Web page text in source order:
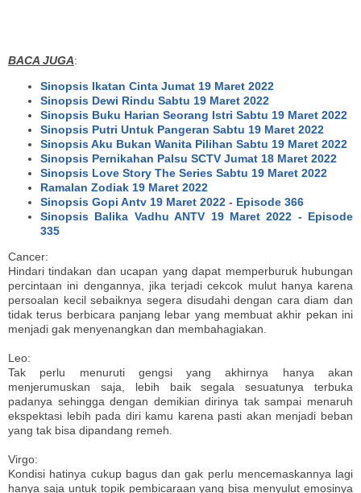
BACA JUGA:
Sinopsis Ikatan Cinta Jumat 19 Maret 2022
Sinopsis Dewi Rindu Sabtu 19 Maret 2022
Sinopsis Buku Harian Seorang Istri Sabtu 19 Maret 2022
Sinopsis Putri Untuk Pangeran Sabtu 19 Maret 2022
Sinopsis Aku Bukan Wanita Pilihan Sabtu 19 Maret 2022
Sinopsis Pernikahan Palsu SCTV Jumat 18 Maret 2022
Sinopsis Love Story The Series Sabtu 19 Maret 2022
Ramalan Zodiak 19 Maret 2022
Sinopsis Gopi Antv 19 Maret 2022 - Episode 366
Sinopsis Balika Vadhu ANTV 19 Maret 2022 - Episode
335
Cancer:
Hindari tindakan dan ucapan yang dapat memperburuk hubungan
percintaan ini dengannya, jika terjadi cekcok mulut hanya karena
persoalan kecil sebaiknya segera disudahi dengan cara diam dan
tidak terus berbicara panjang lebar yang membuat akhir pekan ini
menjadi gak menyenangkan dan membahagiakan.
Leo:
Tak perlu menuruti gengsi yang akhirnya hanya akan
menjerumuskan saja, lebih baik segala sesuatunya terbuka
padanya sehingga dengan demikian dirinya tak sampai menaruh
ekspektasi lebih pada diri kamu karena pasti akan menjadi beban
yang tak bisa dipandang remeh.
Virgo:
Kondisi hatinya cukup bagus dan gak perlu mencemaskannya lagi
hanya saja untuk topik pembicaraan yang bisa menyulut emosinya